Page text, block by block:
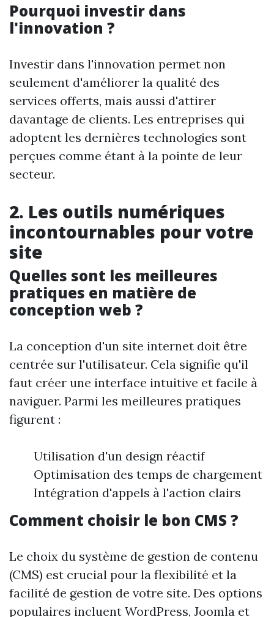
Pourquoi investir dans
l'innovation ?
Investir dans l'innovation permet non
seulement d'améliorer la qualité des
services offerts, mais aussi d'attirer
davantage de clients. Les entreprises qui
adoptent les dernières technologies sont
perçues comme étant à la pointe de leur
secteur.
2. Les outils numériques
incontournables pour votre
site
Quelles sont les meilleures
pratiques en matière de
conception web ?
La conception d'un site internet doit être
centrée sur l'utilisateur. Cela signifie qu'il
faut créer une interface intuitive et facile à
naviguer. Parmi les meilleures pratiques
figurent :
Utilisation d'un design réactif
Optimisation des temps de chargement
Intégration d'appels à l'action clairs
Comment choisir le bon CMS ?
Le choix du système de gestion de contenu
(CMS) est crucial pour la flexibilité et la
facilité de gestion de votre site. Des options
populaires incluent WordPress, Joomla et